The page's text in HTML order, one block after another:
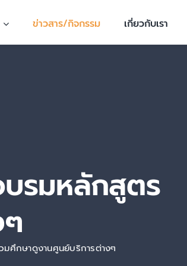
ข่าวสาร/กิจกรรม เกี่ยวกับเรา
รมหลักสูตร
ศึกษาดูงานศูนย์บริการต่างๆ